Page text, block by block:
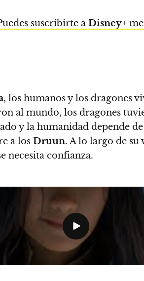
suscribirte a Disney+
, los humanos y los dragones
al mundo, los dragones
y la humanidad depende
a los Druun. A lo largo de su
necesita confianza.